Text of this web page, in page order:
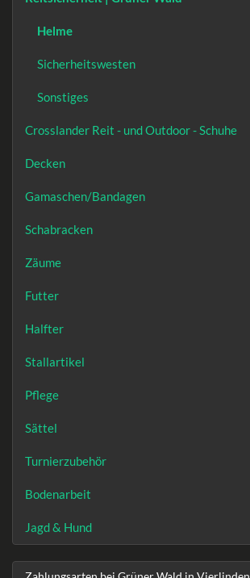
Helme
Sicherheitswesten
Sonstiges
Crosslander Reit - und Outdoor - Schuhe
Decken
Gamaschen/Bandagen
Schabracken
Zäume
Futter
Halfter
Stallartikel
Pflege
Sättel
Turnierzubehör
Bodenarbeit
Jagd & Hund